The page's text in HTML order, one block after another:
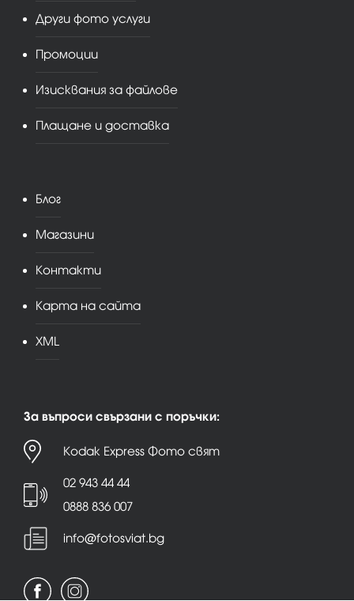
Други фото услуги
Промоции
Изисквания за файлове
Плащане и доставка
Блог
Магазини
Контакти
Карта на сайта
XML
За въпроси свързани с поръчки:
Kodak Express Фото свят
02 943 44 44
0888 836 007
info@fotosviat.bg